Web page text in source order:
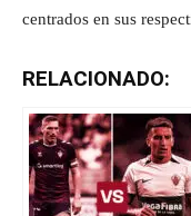
centrados en sus
RELACIONADO: